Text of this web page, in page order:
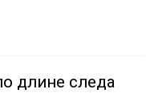
длине следа